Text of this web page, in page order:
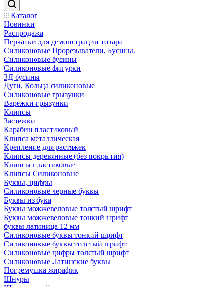
Каталог
Новинки
Распродажа
Перчатки для демонстрации товара
Силиконовые Прорезыватели, Бусины.
Силиконовые бусины
Силиконовые фигурки
3Д бусины
Дуги, Кольца силиконовые
Силиконовые грызунки
Варежки-грызунки
Клипсы
Застежки
Карабин пластиковый
Клипса металлическая
Крепление для растяжек
Клипсы деревянные (без покрытия)
Клипсы пластиковые
Клипсы Силиконовые
Буквы, цифры
Силиконовые черные буквы
Буквы из бука
Буквы можжевеловые толстый шрифт
Буквы можжевеловые тонкий шрифт
буквы латиница 12 мм
Силиконовые буквы тонкий шрифт
Силиконовые буквы толстый шрифт
Силиконовые цифры толстый шрифт
Силиконовые Латинские буквы
Погремушка жирафик
Шнуры